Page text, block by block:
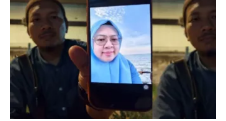
Cara buat: